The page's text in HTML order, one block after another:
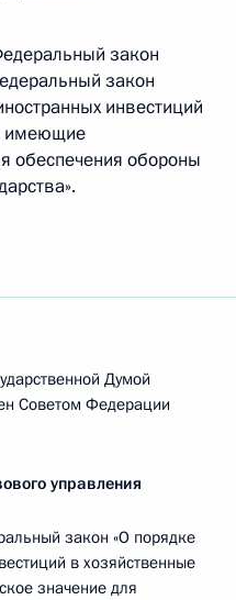
закон
закон
инвестиций
имеющие
обеспечения обороны
Думой
Советом Федерации
управления
закон «О порядке
в хозяйственные
значение для